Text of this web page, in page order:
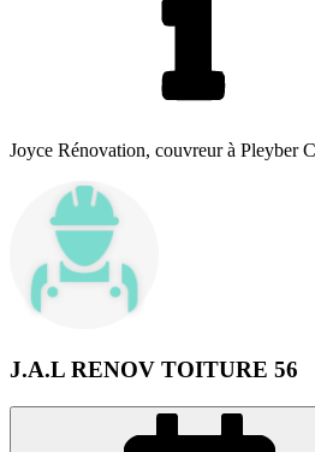
Joyce Rénovation, couvreur à Pleyber
J.A.L RENOV TOITURE 56